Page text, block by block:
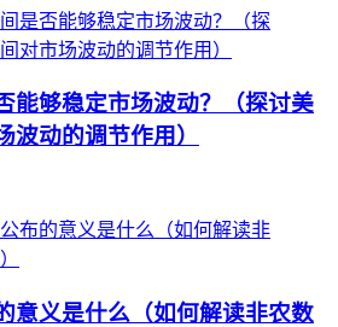
能够稳定市场波动？（探讨美
波动的调节作用）
意义是什么（如何解读非农数